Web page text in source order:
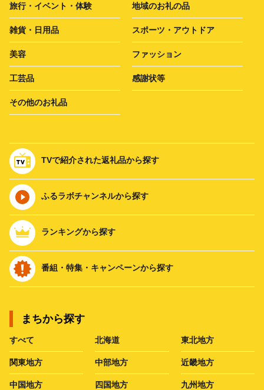
旅行・イベント・体験 地域のお礼の品
雑貨・日用品 スポーツ・アウトドア
美容 ファッション
工芸品 感謝状等
その他のお礼品
TVで紹介された返礼品から探す
ふるラボチャンネルから探す
ランキングから探す
番組・特集・キャンペーンから探す
まちから探す
すべて 北海道 東北地方
関東地方 中部地方 近畿地方
中国地方 四国地方 九州地方